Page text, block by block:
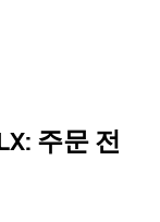
주문 전